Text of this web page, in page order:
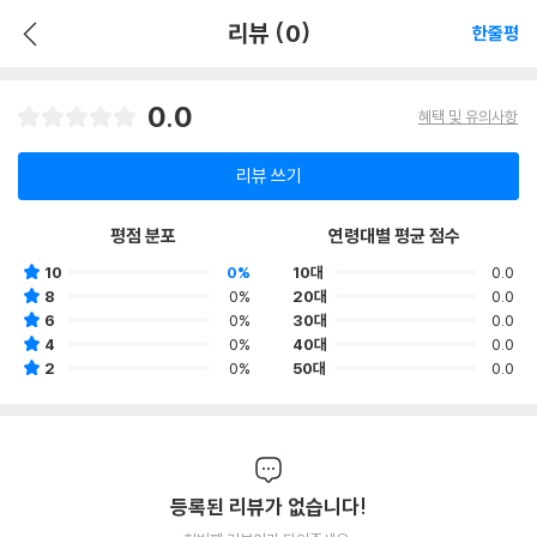
리뷰 (0) 한줄평
0.0 혜택 및 유의사항
리뷰 쓰기
평점 분포
10
0%
8
0%
6
0%
4
0%
2
0%
연령대별 평균 점수
10대
0.0
20대
0.0
30대
0.0
40대
0.0
50대
0.0
등록된 리뷰가 없습니다!